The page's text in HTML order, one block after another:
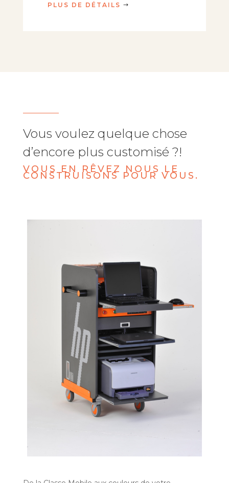
PLUS DE DÉTAILS
Vous voulez quelque chose
d’encore plus customisé ?!
VOUS EN RÊVEZ NOUS LE
CONSTRUISONS POUR VOUS.